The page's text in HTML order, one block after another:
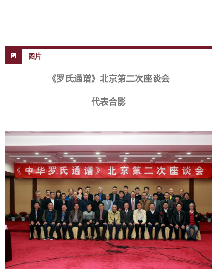
图片
《罗氏通谱》北京第二次座谈会
代表合影